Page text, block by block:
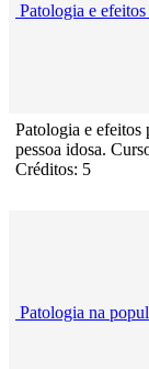
Patologia e
Patologia e efeitos
pessoa idosa.
Créditos: 5
Patologia na